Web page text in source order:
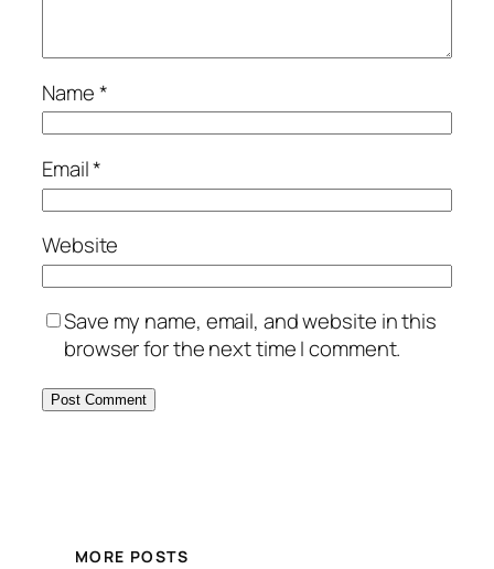
Name*
Email*
Website
Save my name, email, and website in this
browser for the next time I comment.
MORE POSTS